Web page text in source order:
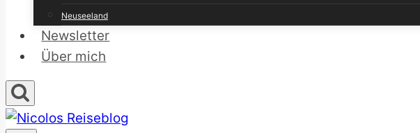
Neuseeland
Newsletter
Über mich